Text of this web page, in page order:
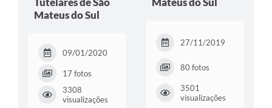
Mateus do Sul
09/01/2020
17 fotos
3308
visualizações
27/11/2019
80 fotos
3501
visualizações